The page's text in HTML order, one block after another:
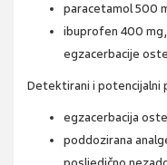
paracetamol 500
ibuprofen 400
egzacerbacije
Detektirani i potencijalni
egzacerbacija
poddozirana